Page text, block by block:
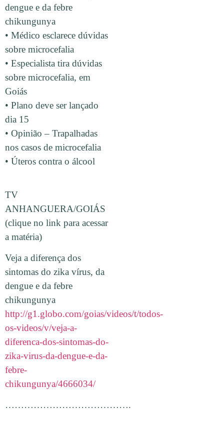
dengue e da febre
chikungunya
• Médico esclarece dúvidas
sobre microcefalia
• Especialista tira dúvidas
sobre microcefalia, em
Goiás
• Plano deve ser lançado
dia 15
• Opinião – Trapalhadas
nos casos de microcefalia
• Úteros contra o álcool
TV
ANHANGUERA/GOIÁS
(clique no link para acessar
a matéria)
Veja a diferença dos
sintomas do zika vírus, da
dengue e da febre
chikungunya
http://g1.globo.com/goias/videos/t/todos-
os-videos/v/veja-a-
diferenca-dos-sintomas-do-
zika-virus-da-dengue-e-da-
febre-
chikungunya/4666034/
………………………………….